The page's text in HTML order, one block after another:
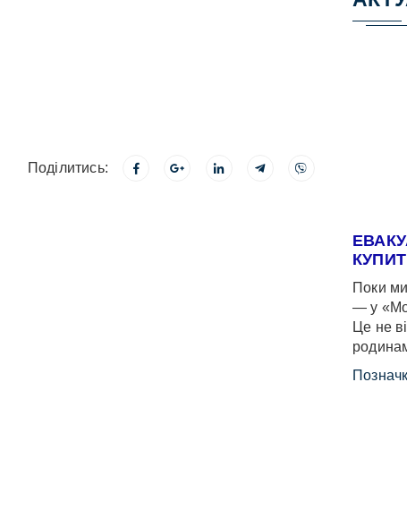
Поділитись:
Поки
— у
Це не